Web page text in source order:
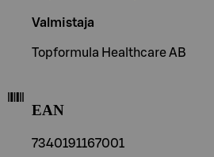
Valmistaja
Topformula Healthcare AB
EAN
7340191167001